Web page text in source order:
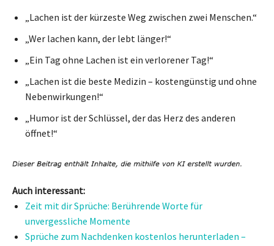
„Lachen ist der kürzeste Weg zwischen zwei Menschen.“
„Wer lachen kann, der lebt länger!“
„Ein Tag ohne Lachen ist ein verlorener Tag!“
„Lachen ist die beste Medizin – kostengünstig und ohne
Nebenwirkungen!“
„Humor ist der Schlüssel, der das Herz des anderen
öffnet!“
Auch interessant:
Zeit mit dir Sprüche: Berührende Worte für
unvergessliche Momente
Sprüche zum Nachdenken kostenlos herunterladen –